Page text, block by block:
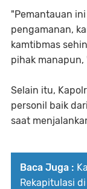
"Pemantauan
pengamanan,
kamtibmas
pihak manapun,
Selain itu,
personil baik
saat
Baca Juga :
Rekapitulasi